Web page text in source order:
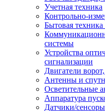
Учетная техника
Контрольно-
Бытовая техника
системы
Устройства
сигнализации
Двигатели
Антенны и
Осветительные
Аппаратура
Датчики/сенсоры